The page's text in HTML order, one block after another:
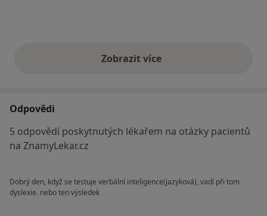
Zobrazit vícevýše uvedené názory
Odpovědi
5 odpovědí poskytnutých lékařem na otázky pacientů
na ZnamyLekar.cz
Dobrý den, když se testuje verbální inteligence(jazyková), vadí při tom
dyslexie. nebo ten výsledek